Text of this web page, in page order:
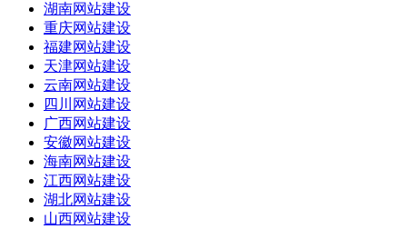
湖南网站建设
重庆网站建设
福建网站建设
天津网站建设
云南网站建设
四川网站建设
广西网站建设
安徽网站建设
海南网站建设
江西网站建设
湖北网站建设
山西网站建设